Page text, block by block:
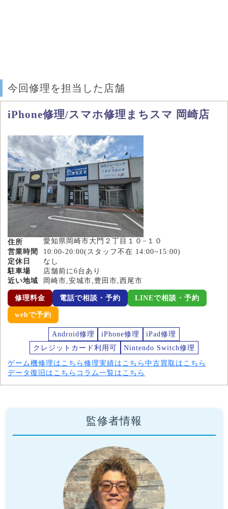
今回修理を担当した店舗
iPhone修理/スマホ修理まちスマ 岡崎店
住所
愛知県岡崎市大門２丁目１０−１０
営業時間
10:00-20:00(スタッフ不在 14:00~15:00)
定休日
なし
駐車場
店舗前に6台あり
近い地域
岡崎市,安城市,豊田市,西尾市
修理料金 電話で相談・予約 LINEで相談・予約
webで予約
Android修理 iPhone修理
iPad修理
クレジットカード利用可
Nintendo Switch修理
ゲーム機修理はこちら 修理実績はこちら 中古買取はこちら
データ復旧はこちら コラム一覧はこちら
監修者情報